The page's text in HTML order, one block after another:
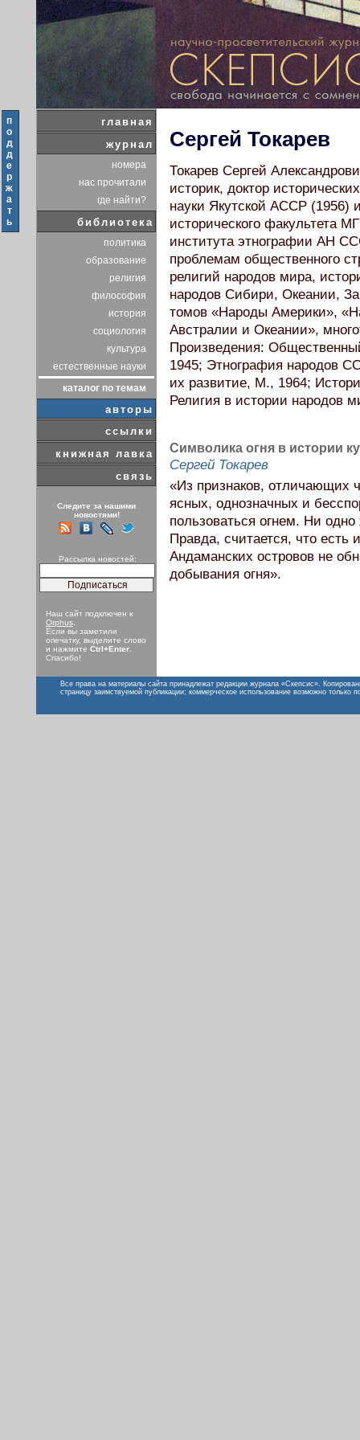
п
о
д
д
е
р
ж
а
т
ь
главная
журнал
номера
нас прочитали
где найти?
библиотека
политика
образование
религия
философия
история
социология
культура
естественные науки
каталог по темам
авторы
ссылки
книжная лавка
связь
Следите за нашими
новостями!
Рассылка новостей:
Наш сайт подключен к
Orphus
Если вы заметили
опечатку, выделите слово
и нажмите Ctrl+Enter
Спасибо!
Сергей Токарев
Токарев Сергей
историк, доктор
науки Якутской АССР
исторического факультета
института этнографии АН
проблемам общественного
религий народов мира,
народов Сибири, Океании,
томов «Народы Америки»,
Австралии и Океании»,
Произведения:
1945; Этнография народов
их развитие, М., 1964;
Религия в истории народов
Символика огня в истории
Сергей Токарев
«Из признаков, отличающих
ясных, однозначных и
пользоваться огнем. Ни
Правда, считается, что
Андаманских островов не
добывания огня».
Все права на материалы сайта принадлежат редакции журнала «Скепсис».
страницу заимствуемой публикации; коммерческое использование возможно только